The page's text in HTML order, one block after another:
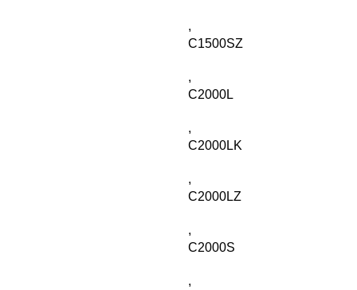
,
C1500SZ
,
C2000L
,
C2000LK
,
C2000LZ
,
C2000S
,